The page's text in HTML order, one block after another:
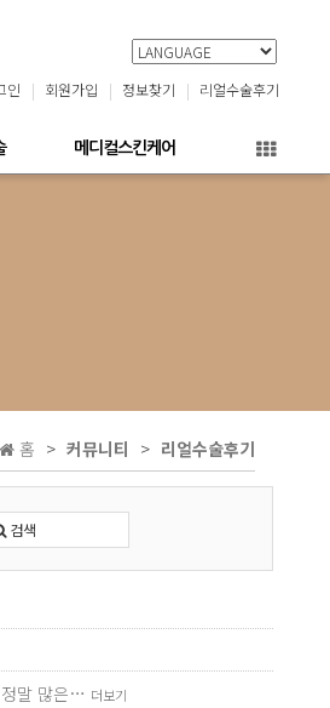
인 회원가입 정보찾기 리얼수술후기
메디컬스킨케어
홈 커뮤니티 리얼수술후기
검색
정말 많은… 더보기